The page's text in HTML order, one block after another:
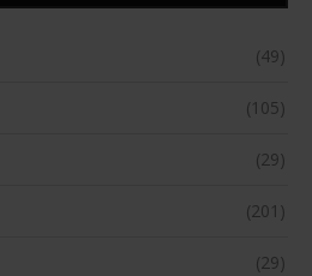
(49)
(105)
(29)
(201)
(29)